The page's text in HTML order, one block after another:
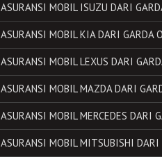
ASURANSI MOBIL ISUZU DARI
ASURANSI MOBIL KIA DARI GARDA
ASURANSI MOBIL LEXUS DARI
ASURANSI MOBIL MAZDA DARI
ASURANSI MOBIL MERCEDES DARI
ASURANSI MOBIL MITSUBISHI DARI